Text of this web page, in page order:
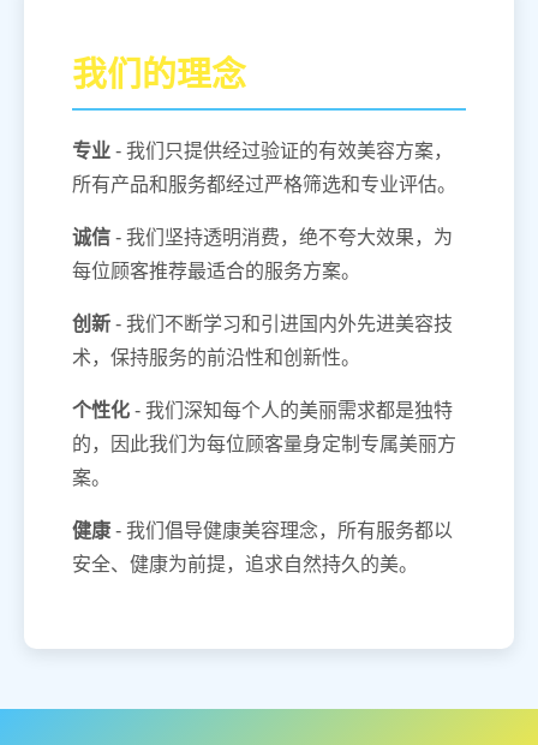
我们的理念
专业 - 我们只提供经过验证的有效美容方案，
所有产品和服务都经过严格筛选和专业评估。
诚信 - 我们坚持透明消费，绝不夸大效果，为
每位顾客推荐最适合的服务方案。
创新 - 我们不断学习和引进国内外先进美容技
术，保持服务的前沿性和创新性。
个性化 - 我们深知每个人的美丽需求都是独特
的，因此我们为每位顾客量身定制专属美丽方
案。
健康 - 我们倡导健康美容理念，所有服务都以
安全、健康为前提，追求自然持久的美。